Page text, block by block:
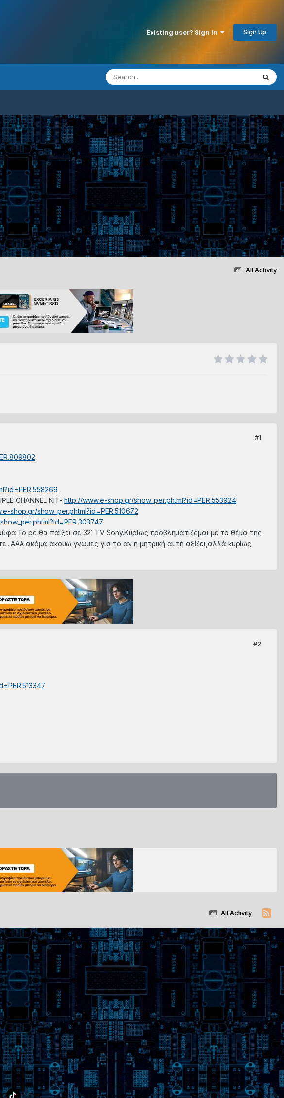
Existing user? Sign In Sign Up
All Activity
#1
CHANNEL KIT- http://www.e-shop.gr/show_per.phtml?id=PER.553924
shop.gr/show_per.phtml?id=PER.510672
pc θα παίξει σε 32΄ TV Sony.Κυρίως προβληματίζομαι με το θέμα της
ακόμα ακουω γνώμες για το αν η μητρική αυτή αξίζει,αλλά κυρίως
#2
All Activity